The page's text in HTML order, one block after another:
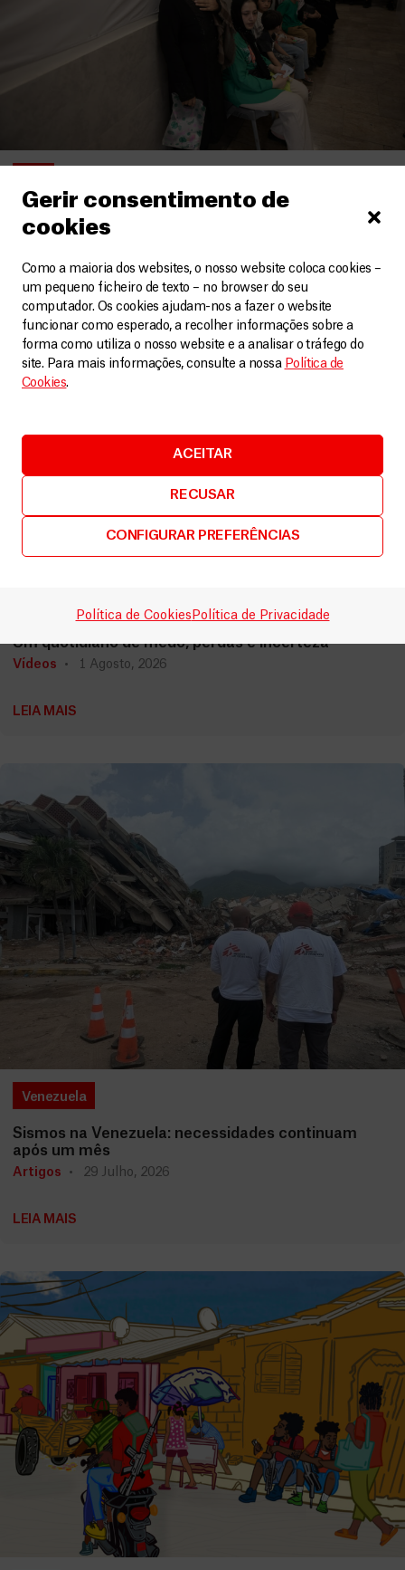
Gerir consentimento de
cookies
Como a maioria dos websites, o nosso website coloca cookies –
um pequeno ficheiro de texto – no browser do seu
computador. Os cookies ajudam-nos a fazer o website
funcionar como esperado, a recolher informações sobre a
forma como utiliza o nosso website e a analisar o tráfego do
site. Para mais informações, consulte a nossa Política de
Cookies.
ACEITAR
RECUSAR
CONFIGURAR PREFERÊNCIAS
Política de Cookies Política de Privacidade
MSF expande a prestação de cuidados para as
comunidades excluídas no Irão
LEIA MAIS
Um quotidiano de medo, perdas e incerteza
Vídeos 1 Agosto, 2026
LEIA MAIS
Venezuela
Sismos na Venezuela: necessidades continuam
após um mês
Artigos 29 Julho, 2026
LEIA MAIS